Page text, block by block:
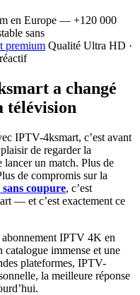
en Europe — +120 000
sans
premium Qualité Ultra HD ·
a changé
télévision
IPTV-4ksmart, c’est avant
de regarder la
lancer un match. Plus de
de compromis sur la
coupure, c’est
— et c’est exactement ce
abonnement IPTV 4K en
immense et une
plateformes, IPTV-
la meilleure réponse